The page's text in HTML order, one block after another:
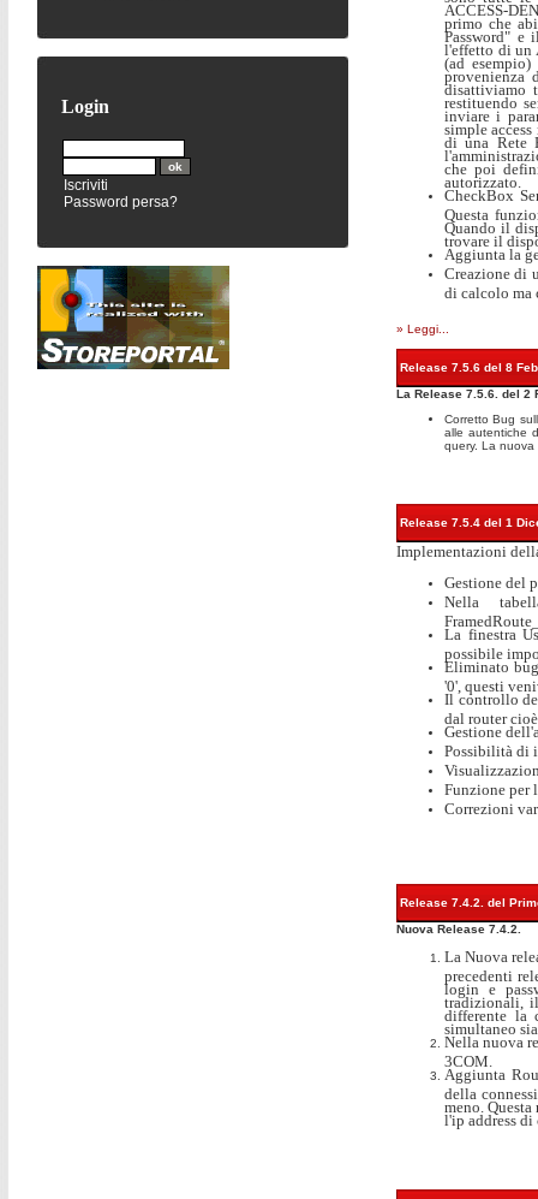
Login
Iscriviti
Password persa?
ACCESS-
primo che
Password" e
l'effetto di un
(ad
provenienza
disattiviamo
restituendo
inviare i
simple
di una Rete
che poi
autorizzato.
CheckBox
Questa
Quando il
trovare il
Aggiunta la
Creazione di
di calcolo ma
» Leggi...
Release 7.5.6 del 8
La Release 7.5.6. del 2
Corretto Bug
alle autentiche
query. La nuova
Release 7.5.4 del 1
Implementazioni
Gestione del
Nella
La finestra
possibile
Eliminato
'0', questi
Il controllo
dal router
Gestione
Possibilità di
Funzione per
Correzioni
Release 7.4.2. del
Nuova Release 7.4.2.
La Nuova
precedenti
login e
tradizionali, il
differente la
simultaneo
Nella nuova
3COM.
Aggiunta
della
meno.
l'ip address di